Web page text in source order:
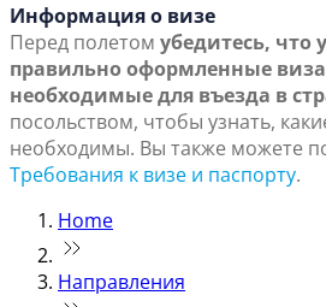
Информация о визе
Перед полетом убедитесь, что
правильно оформленные
необходимые для въезда в
посольством, чтобы узнать,
необходимы. Вы также можете
Требования к визе и паспорту.
Home
Направления